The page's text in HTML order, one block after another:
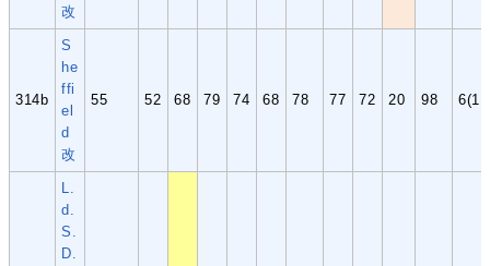
改
314b
S
he
ffi
el
d
改
55 52 68 79 74 68 78 77 72 20 98
L.
d.
S.
D.